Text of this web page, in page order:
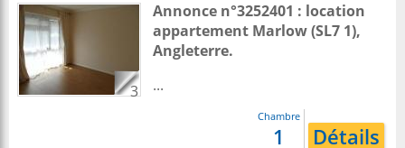
3
Annonce n°3252401 : location
appartement Marlow(SL7 1),
Angleterre.
...
Chambre
1 Détails